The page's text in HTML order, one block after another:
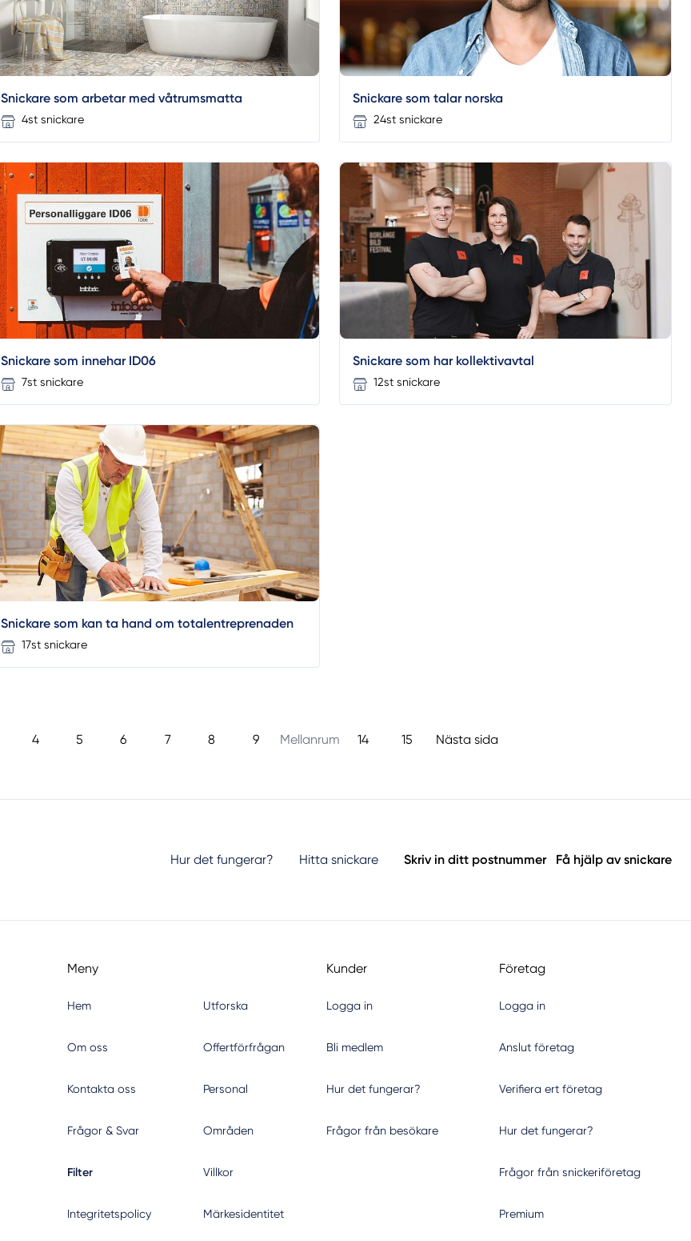
Snickare som arbetar med våtrumsmatta
4st snickare
Snickare som talar norska
24st snickare
Snickare som innehar ID06
7st snickare
Snickare som har kollektivavtal
12st snickare
Snickare som kan ta hand om totalentreprenaden
17st snickare
4 5 6 7 8 9 Mellanrum 14 15 Nästa sida
Hur det fungerar? Hitta snickare Skriv in ditt postnummer Få hjälp av snickare
Meny
Hem Utforska
Om oss Offertförfrågan
Kontakta oss Personal
Frågor & Svar Områden
Filter Villkor
Integritetspolicy Märkesidentitet
Kunder
Logga in
Bli medlem
Hur det fungerar?
Frågor från besökare
Företag
Logga in
Anslut företag
Verifiera ert företag
Hur det fungerar?
Frågor från snickeriföretag
Premium